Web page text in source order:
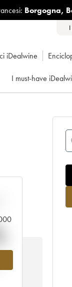
Borgogna,
iDealwine
I must-have